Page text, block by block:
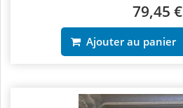
79,45 €
Ajouter au panier